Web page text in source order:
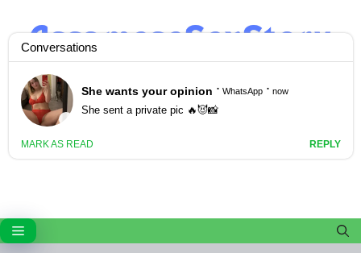
content
Menu